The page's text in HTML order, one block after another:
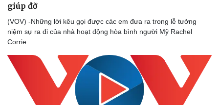
giúp đỡ
(VOV) -Những lời kêu gọi được các em đưa ra trong lễ tưởng
niệm sự ra đi của nhà hoạt động hòa bình người Mỹ Rachel
Corrie.